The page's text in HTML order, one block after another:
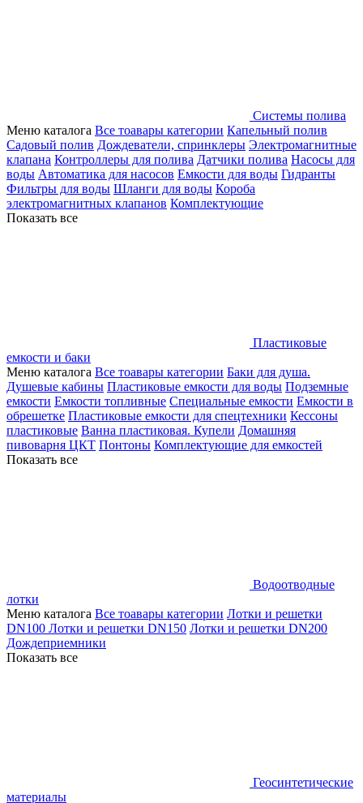
Системы полива
Меню каталога Все тоавары категории Капельный полив
Садовый полив Дождеватели, спринклеры Электромагнитные
клапана Контроллеры для полива Датчики полива Насосы для
воды Автоматика для насосов Емкости для воды Гидранты
Фильтры для воды Шланги для воды Короба
электромагнитных клапанов Комплектующие
Показать все
Пластиковые
емкости и баки
Меню каталога Все тоавары категории Баки для душа.
Душевые кабины Пластиковые емкости для воды Подземные
емкости Емкости топливные Специальные емкости Емкости в
обрешетке Пластиковые емкости для спецтехники Кессоны
пластиковые Ванна пластиковая. Купели Домашняя
пивоварня ЦКТ Понтоны Комплектующие для емкостей
Показать все
Водоотводные
лотки
Меню каталога Все тоавары категории Лотки и решетки
DN100 Лотки и решетки DN150 Лотки и решетки DN200
Дождеприемники
Показать все
Геосинтетические
материалы